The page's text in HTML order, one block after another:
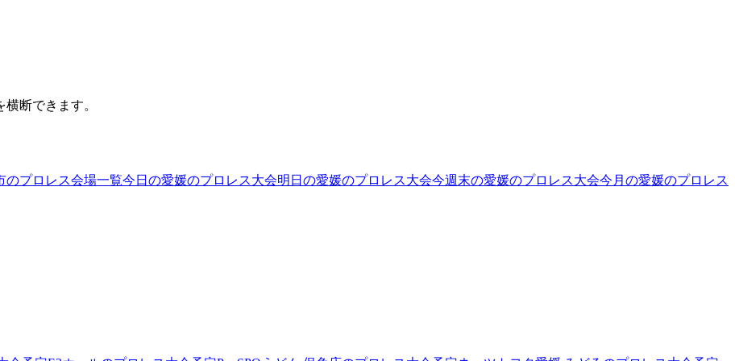
断できます。
のプロレス会場一覧今日の愛媛のプロレス大会明日の愛媛のプロレス大会今週末の愛媛のプロレス大会今月の愛媛のプロレス